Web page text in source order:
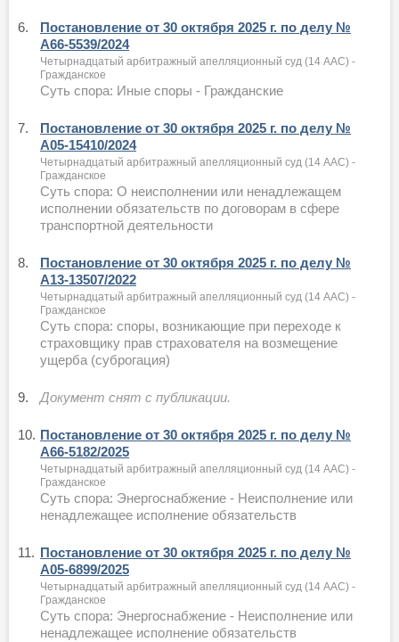
6.
Постановление от 30 октября 2025 г. по делу №
А66-5539/2024
Четырнадцатый арбитражный апелляционный суд (14 ААС) -
Гражданское
Суть спора: Иные споры - Гражданские
7.
Постановление от 30 октября 2025 г. по делу №
А05-15410/2024
Четырнадцатый арбитражный апелляционный суд (14 ААС) -
Гражданское
Суть спора: О неисполнении или ненадлежащем
исполнении обязательств по договорам в сфере
транспортной деятельности
8.
Постановление от 30 октября 2025 г. по делу №
А13-13507/2022
Четырнадцатый арбитражный апелляционный суд (14 ААС) -
Гражданское
Суть спора: споры, возникающие при переходе к
страховщику прав страхователя на возмещение
ущерба (суброгация)
9. Документ снят с публикации.
10. Постановление от 30 октября 2025 г. по делу №
А66-5182/2025
Четырнадцатый арбитражный апелляционный суд (14 ААС) -
Гражданское
Суть спора: Энергоснабжение - Неисполнение или
ненадлежащее исполнение обязательств
11. Постановление от 30 октября 2025 г. по делу №
А05-6899/2025
Четырнадцатый арбитражный апелляционный суд (14 ААС) -
Гражданское
Суть спора: Энергоснабжение - Неисполнение или
ненадлежащее исполнение обязательств